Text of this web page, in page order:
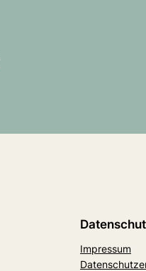
Impressum